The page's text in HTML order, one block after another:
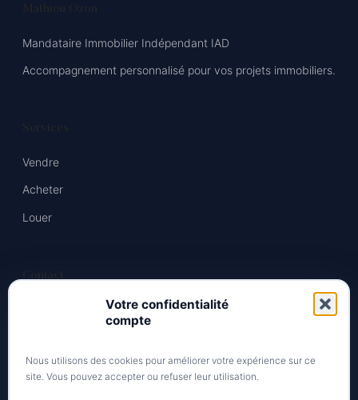
Votre confidentialité
compte
Nous utilisons des cookies pour améliorer votre expérience sur ce
site. Vous pouvez accepter ou refuser leur utilisation.
Mathieu Ozon
Mandataire Immobilier Indépendant IAD
Accompagnement personnalisé pour vos projets immobiliers.
Services
Vendre
Acheter
Louer
06 XX XX XX XX